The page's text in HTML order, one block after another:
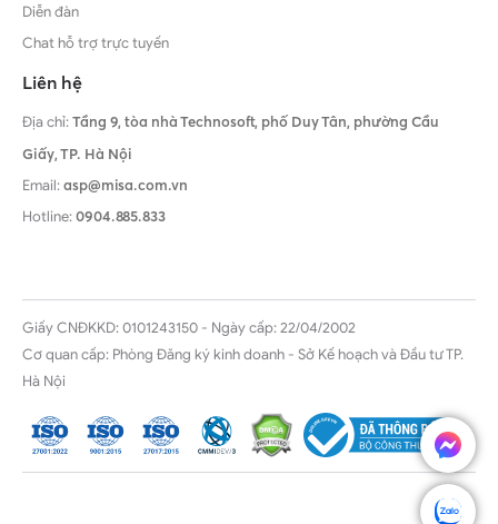
Diễn đàn
Chat hỗ trợ trực tuyến
Liên hệ
Địa chỉ:Tầng 9, tòa nhà Technosoft, phố Duy Tân, phường Cầu
Giấy,TP. Hà Nội
Email:asp@misa.com.vn
Hotline:0904.885.833
Giấy CNĐKKD: 0101243150 - Ngày cấp: 22/04/2002
Cơ quan cấp: Phòng Đăng ký kinh doanh - Sở Kế hoạch và Đầu tư TP.
Hà Nội